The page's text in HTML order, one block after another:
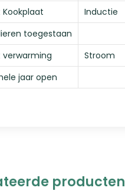
Kookplaat
Inductie
toegestaan
verwarming
Stroom
jaar open
producten